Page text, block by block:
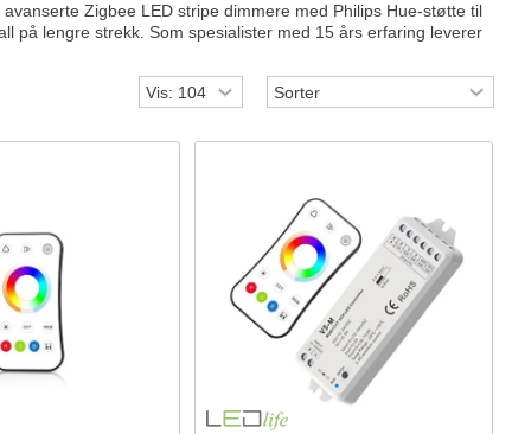
Zigbee LED stripe dimmere med Philips Hue-støtte til
på lengre strekk. Som spesialister med 15 års erfaring leverer